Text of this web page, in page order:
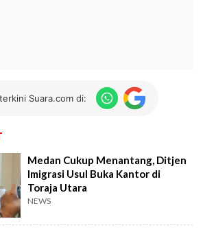
Suara.com di:
Medan Cukup Menantang, Ditjen
Imigrasi Usul Buka Kantor di
Toraja Utara
NEWS